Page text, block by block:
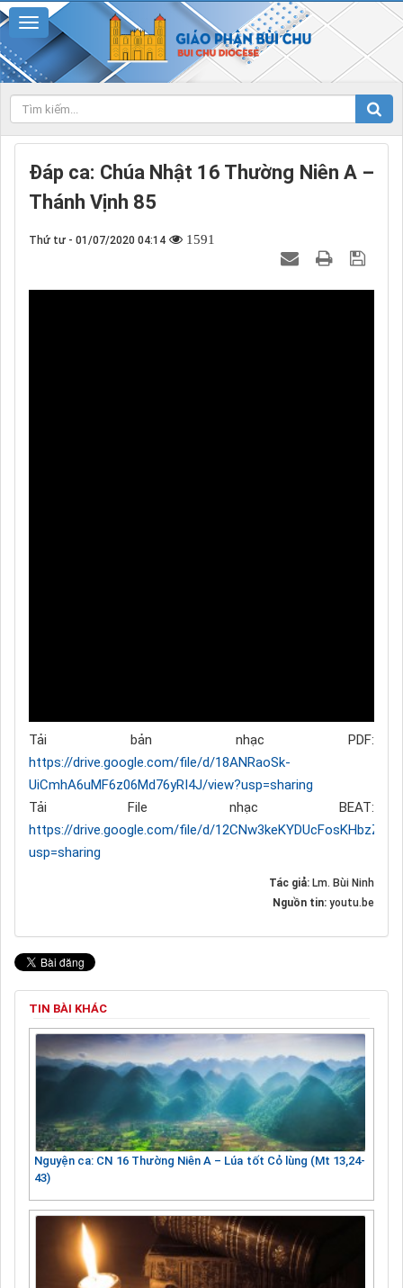
Đáp ca: Chúa Nhật 16 Thường Niên A –
Thánh Vịnh 85
Thứ tư - 01/07/2020 04:14 1591
Tải bản nhạc PDF:
https://drive.google.com/file/d/18ANRaoSk-
UiCmhA6uMF6z06Md76yRI4J/view?usp=sharing
Tải File nhạc BEAT:
https://drive.google.com/file/d/
usp=sharing
Tác giả: Lm. Bùi Ninh
Nguồn tin: youtu.be
TIN BÀI KHÁC
Nguyện ca: CN 16 Thường Niên A – Lúa tốt Cỏ lùng (Mt 13,24-
43)